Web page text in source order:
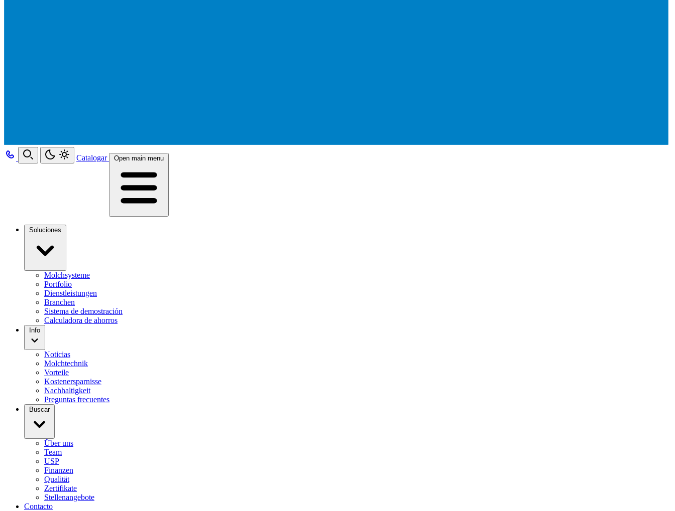
Catalogar Open main menu
Soluciones
Molchsysteme
Portfolio
Dienstleistungen
Branchen
Sistema de demostración
Calculadora de ahorros
Info
Noticias
Molchtechnik
Vorteile
Kostenersparnisse
Nachhaltigkeit
Preguntas frecuentes
Buscar
Über uns
Team
USP
Finanzen
Qualität
Zertifikate
Stellenangebote
Contacto